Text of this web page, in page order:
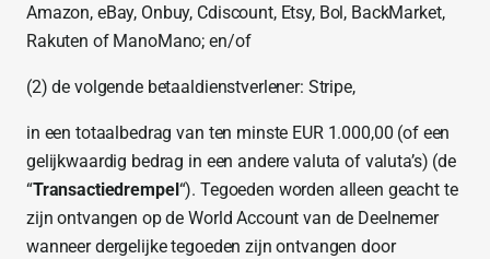
Amazon, eBay, Onbuy, Cdiscount, Etsy, Bol, BackMarket,
Rakuten of ManoMano; en/of
(2) de volgende betaaldienstverlener: Stripe,
in een totaalbedrag van ten minste EUR 1.000,00 (of een
gelijkwaardig bedrag in een andere valuta of valuta’s) (de
“Transactiedrempel “). Tegoeden worden alleen geacht te
zijn ontvangen op de World Account van de Deelnemer
wanneer dergelijke tegoeden zijn ontvangen door